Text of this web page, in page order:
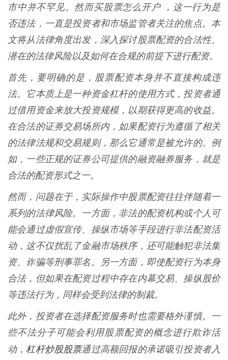
市中并不罕见。然而买股票怎么开户 ，这一行为是
否违法，一直是投资者和市场监管者关注的焦点。本
文将从法律角度出发，深入探讨股票配资的合法性、
潜在的法律风险以及如何在合规的前提下进行配资。
首先，要明确的是，股票配资本身并不直接构成违
法。它本质上是一种资金杠杆的使用方式，投资者通
过借用资金来放大投资规模，以期获得更高的收益。
在合法的证券交易场所内，如果配资行为遵循了相关
的法律法规和交易规则，那么它通常是被允许的。例
如，一些正规的证券公司提供的融资融券服务，就是
合法的配资形式之一。
然而，问题在于，实际操作中股票配资往往伴随着一
系列的法律风险。一方面，非法的配资机构或个人可
能会通过虚假宣传、操纵市场等手段进行非法配资活
动，这不仅扰乱了金融市场秩序，还可能触犯非法集
资、诈骗等刑事罪名。另一方面，即使配资行为本身
合法，但如果在配资过程中存在内幕交易、操纵股价
等违法行为，同样会受到法律的制裁。
此外，投资者在选择配资服务时也需要格外谨慎。一
些不法分子可能会利用股票配资的概念进行欺诈活
动，杠杆炒股股票通过高额回报的承诺吸引投资者入